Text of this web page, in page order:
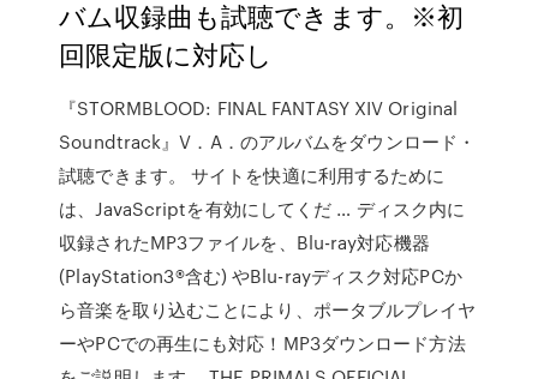
バム収録曲も試聴できます。※初
回限定版に対応し
『STORMBLOOD: FINAL FANTASY XIV Original
Soundtrack』V．A．のアルバムをダウンロード・
試聴できます。 サイトを快適に利用するために
は、JavaScriptを有効にしてくだ … ディスク内に
収録されたMP3ファイルを、Blu-ray対応機器
(PlayStation3®含む) やBlu-rayディスク対応PCか
ら音楽を取り込むことにより、ポータブルプレイヤ
ーやPCでの再生にも対応！MP3ダウンロード方法